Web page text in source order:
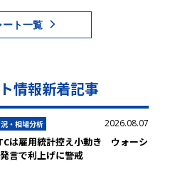
ート一覧
情報新着記事
・相場分析 2026.08.07
は雇用統計控え小動き ウォーシ
言で利上げに警戒